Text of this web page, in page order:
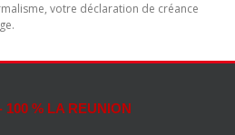
votre déclaration de créance
100 % LA REUNION